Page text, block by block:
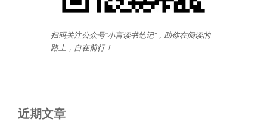
扫码关注公众号“小言读书笔记”，助你在阅读的
路上，自在前行！
近期文章